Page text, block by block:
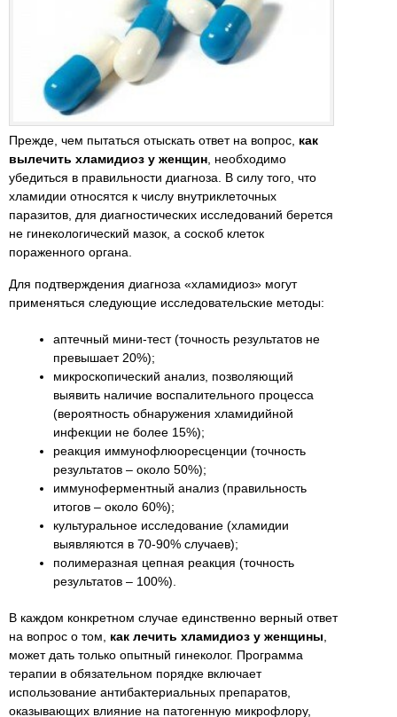
Прежде, чем пытаться отыскать ответ на вопрос, как
вылечить хламидиоз у женщин , необходимо
убедиться в правильности диагноза. В силу того, что
хламидии относятся к числу внутриклеточных
паразитов, для диагностических исследований берется
не гинекологический мазок, а соскоб клеток
пораженного органа.
Для подтверждения диагноза «хламидиоз» могут
применяться следующие исследовательские методы:
аптечный мини-тест (точность результатов не
превышает 20%);
микроскопический анализ, позволяющий
выявить наличие воспалительного процесса
(вероятность обнаружения хламидийной
инфекции не более 15%);
реакция иммунофлюоресценции (точность
результатов – около 50%);
иммуноферментный анализ (правильность
итогов – около 60%);
культуральное исследование (хламидии
выявляются в 70-90% случаев);
полимеразная цепная реакция (точность
результатов – 100%).
В каждом конкретном случае единственно верный ответ
на вопрос о том, как лечить хламидиоз у женщины
может дать только опытный гинеколог. Программа
терапии в обязательном порядке включает
использование антибактериальных препаратов,
оказывающих влияние на патогенную микрофлору,